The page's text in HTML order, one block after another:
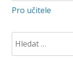
Pro učitele